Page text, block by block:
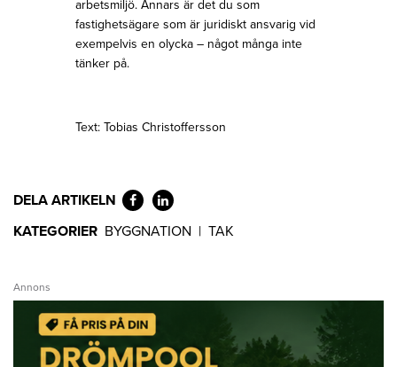
arbetsmiljö. Annars är det du som
fastighetsägare som är juridiskt ansvarig vid
exempelvis en olycka – något många inte
tänker på.
Text: Tobias Christoffersson
DELA ARTIKELN
KATEGORIER BYGGNATION | TAK
Annons